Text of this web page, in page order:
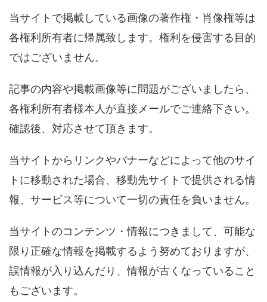
当サイトで掲載している画像の著作権・肖像権等は
各権利所有者に帰属致します。権利を侵害する目的
ではございません。
記事の内容や掲載画像等に問題がございましたら、
各権利所有者様本人が直接メールでご連絡下さい。
確認後、対応させて頂きます。
当サイトからリンクやバナーなどによって他のサイ
トに移動された場合、移動先サイトで提供される情
報、サービス等について一切の責任を負いません。
当サイトのコンテンツ・情報につきまして、可能な
限り正確な情報を掲載するよう努めておりますが、
誤情報が入り込んだり、情報が古くなっていること
もございます。